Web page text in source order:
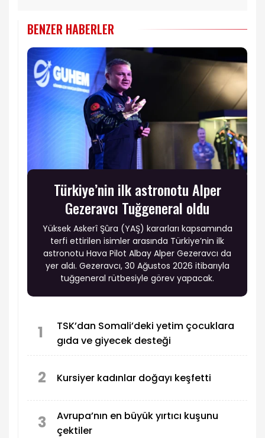
BENZER HABERLER
Türkiye’nin ilk astronotu Alper
Gezeravcı Tuğgeneral oldu
Yüksek Askerî Şûra (YAŞ) kararları kapsamında
terfi ettirilen isimler arasında Türkiye’nin ilk
astronotu Hava Pilot Albay Alper Gezeravcı da
yer aldı. Gezeravcı, 30 Ağustos 2026 itibarıyla
tuğgeneral rütbesiyle görev yapacak.
1
TSK’dan Somali’deki yetim çocuklara
gıda ve giyecek desteği
2 Kursiyer kadınlar doğayı keşfetti
3
Avrupa’nın en büyük yırtıcı kuşunu
çektiler